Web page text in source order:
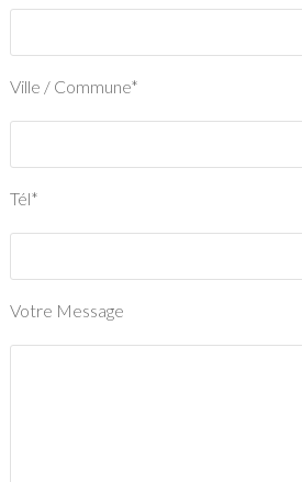
Ville / Commune*
Tél*
Votre Message